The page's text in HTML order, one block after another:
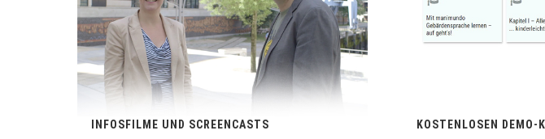
INFOSFILME UND SCREENCASTS KOSTENLOSEN DEMO-